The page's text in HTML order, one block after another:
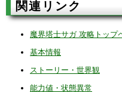
関連リンク
魔界塔士サガ 攻略トップ
基本情報
ストーリー・世界観
能力値・状態異常